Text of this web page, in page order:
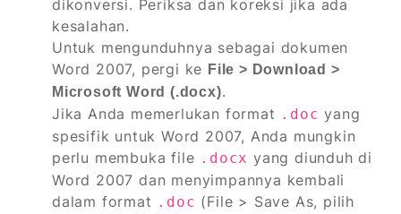
dikonversi. Periksa dan koreksi jika ada
kesalahan.
Untuk mengunduhnya sebagai dokumen
Word 2007, pergi ke File > Download >
Microsoft Word (.docx).
Jika Anda memerlukan format .doc yang
spesifik untuk Word 2007, Anda mungkin
perlu membuka file .docx yang diunduh di
Word 2007 dan menyimpannya kembali
dalam format .doc (File > Save As, pilih